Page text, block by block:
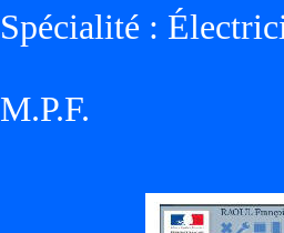
Spécialité :
M.P.F.